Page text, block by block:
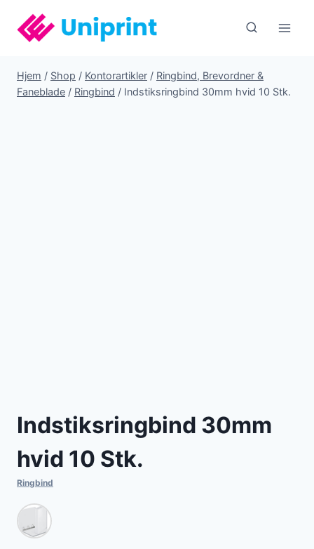
indhold
Hjem / Shop / Kontorartikler / Ringbind, Brevordner &
Faneblade / Ringbind / Indstiksringbind 30mm hvid 10 Stk.
Indstiksringbind 30mm
hvid 10 Stk.
Ringbind